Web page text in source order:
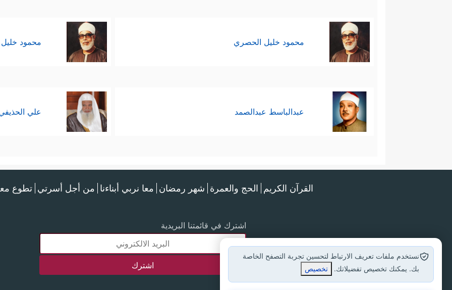
محمود خليل الحصري محمود
عبدالباسط عبدالصمد علي
القرآن الكريم الحج والعمرة شهر رمضان معا نربي أبناءنا من أجل أسرتي تطوع
اشترك في قائمتنا البريدية
نستخدم ملفات تعريف الارتباط لتحسين تجربة التصفح الخاصة
بك. يمكنك تخصيص تفضيلاتك.
تخصيص